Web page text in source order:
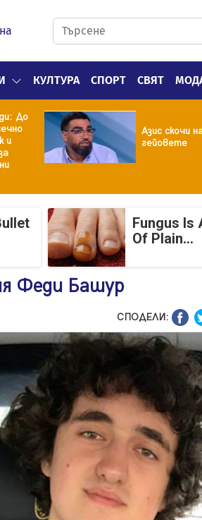
КУЛТУРА СПОРТ СВЯТ
До
и
Азис скочи
гейовете
Fungus Is
Of Plain...
Феди Башур
СПОДЕЛИ: